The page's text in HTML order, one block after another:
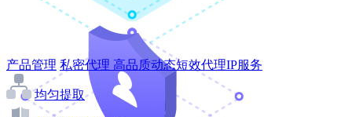
产品管理 私密代理 高品质动态短效代理IP服务
均匀提取